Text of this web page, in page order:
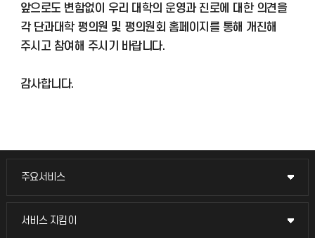
앞으로도 변함없이 우리 대학의 운영과 진로에 대한 의견을
각 단과대학 평의원 및 평의원회 홈페이지를 통해 개진해
주시고 참여해 주시기 바랍니다.
감사합니다.
주요서비스
주요서비스
교무회의방송
서비스 지킴이
서비스 지킴이